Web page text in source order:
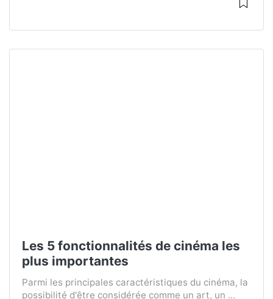
Les 5 fonctionnalités de cinéma les
plus importantes
Parmi les principales caractéristiques du cinéma, la
possibilité d'être considérée comme un art, un ...